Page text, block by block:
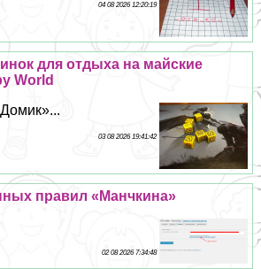
04 08 2026 12:20:19
для отдыха на майские
World
03 08 2026 19:41:42
правил «Манчкина»
02 08 2026 7:34:48